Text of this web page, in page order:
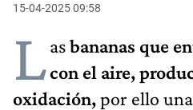
15-04-2025 09:58
Lasbananas que
con el aire,
oxidación,por ello